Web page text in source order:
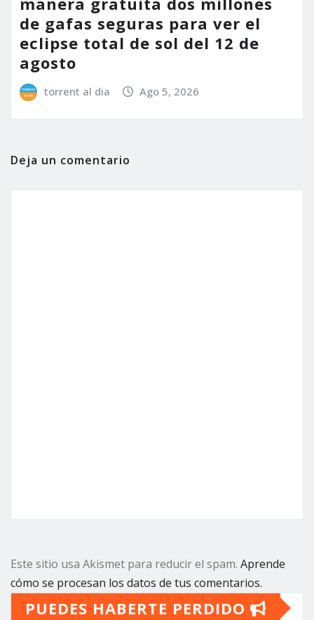
de gafas seguras para ver el
eclipse total de sol del 12 de
agosto
torrent al dia Ago 5, 2026
Deja un comentario
Este sitio usa Akismet para reducir el spam. Aprende
cómo se procesan los datos de tus comentarios.
PUEDES HABERTE PERDIDO